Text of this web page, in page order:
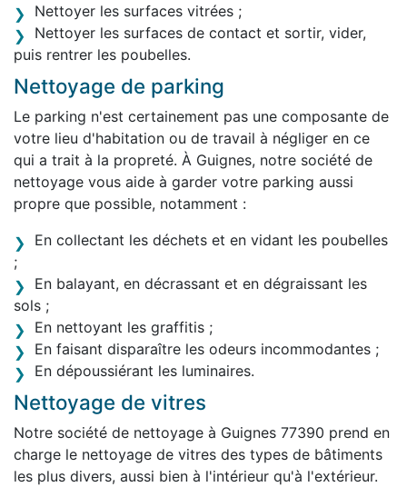
Nettoyer les surfaces vitrées ;
Nettoyer les surfaces de contact et sortir, vider,
puis rentrer les poubelles.
Nettoyage de parking
Le parking n'est certainement pas une composante de
votre lieu d'habitation ou de travail à négliger en ce
qui a trait à la propreté. À Guignes, notre société de
nettoyage vous aide à garder votre parking aussi
propre que possible, notamment :
En collectant les déchets et en vidant les poubelles
;
En balayant, en décrassant et en dégraissant les
sols ;
En nettoyant les graffitis ;
En faisant disparaître les odeurs incommodantes ;
En dépoussiérant les luminaires.
Nettoyage de vitres
Notre société de nettoyage à Guignes 77390 prend en
charge le nettoyage de vitres des types de bâtiments
les plus divers, aussi bien à l'intérieur qu'à l'extérieur.